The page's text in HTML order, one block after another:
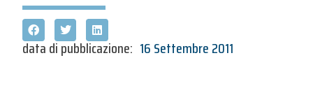
data di pubblicazione: 16 Settembre 2011